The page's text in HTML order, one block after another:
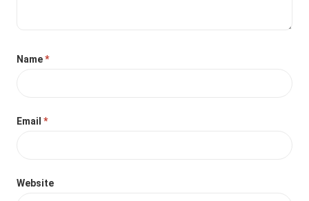
Name*
Email*
Website